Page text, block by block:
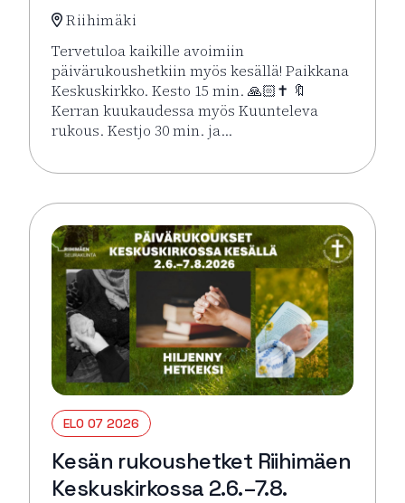
Riihimäki
Tervetuloa kaikille avoimiin
päivärukoushetkiin myös kesällä! Paikkana
Keskuskirkko. Kesto 15 min. 🙏🏻✝️ 🔖
Kerran kuukaudessa myös Kuunteleva
rukous. Kestjo 30 min. ja…
Lue lisää tapahtumasta Kesän rukoushetket
ELO 07 2026
Kesän rukoushetket Riihimäen
Keskuskirkossa 2.6.–7.8.